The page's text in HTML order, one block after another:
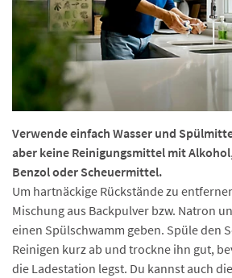
Verwende einfach Wasser und
aber keine Reinigungsmittel mit
Benzol oder Scheuermittel.
Um hartnäckige Rückstände zu
Mischung aus Backpulver bzw. Natron
einen Spülschwamm geben. Spüle den
Reinigen kurz ab und trockne ihn gut,
die Ladestation legst. Du kannst auch